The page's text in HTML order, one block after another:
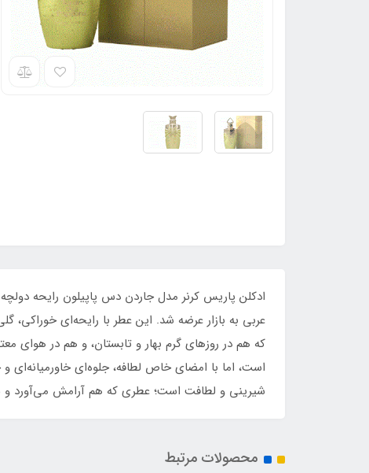
عربی به بازار عرضه شد. این عطر با رایحه‌ای خوراکی،
که هم در روزهای گرم بهار و تابستان، و هم در هوای
است، اما با امضای خاص لطافه، جلوه‌ای خاورمیانه‌ای
شیرینی و لطافت است؛ عطری که هم آرامش می‌آورد و
محصولات مرتبط